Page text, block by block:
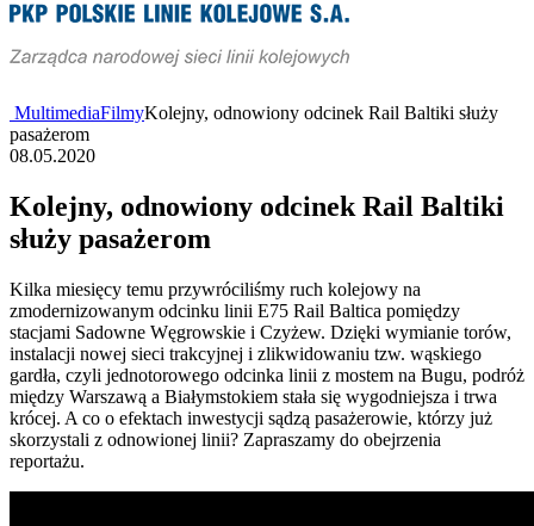
MultimediaFilmyKolejny, odnowiony odcinek Rail Baltiki służy
pasażerom
08.05.2020
Kolejny, odnowiony odcinek Rail Baltiki
służy pasażerom
Kilka miesięcy temu przywróciliśmy ruch kolejowy na
zmodernizowanym odcinku linii E75 Rail Baltica pomiędzy
stacjami Sadowne Węgrowskie i Czyżew. Dzięki wymianie torów,
instalacji nowej sieci trakcyjnej i zlikwidowaniu tzw. wąskiego
gardła, czyli jednotorowego odcinka linii z mostem na Bugu, podróż
między Warszawą a Białymstokiem stała się wygodniejsza i trwa
krócej. A co o efektach inwestycji sądzą pasażerowie, którzy już
skorzystali z odnowionej linii? Zapraszamy do obejrzenia
reportażu.